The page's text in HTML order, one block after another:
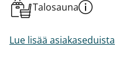
Talosauna
Lue lisää asiakaseduista